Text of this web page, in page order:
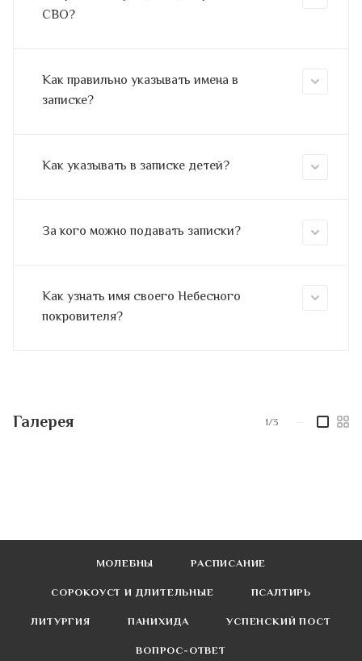
СВО?
Как правильно указывать имена в
записке?
Как указывать в записке детей?
За кого можно подавать записки?
Как узнать имя своего Небесного
покровителя?
Галерея 1/3
МОЛЕБНЫ
РАСПИСАНИЕ
СОРОКОУСТ И ДЛИТЕЛЬНЫЕ
ПСАЛТИРЬ
ЛИТУРГИЯ
ПАНИХИДА
УСПЕНСКИЙ ПОСТ
ВОПРОС-ОТВЕТ